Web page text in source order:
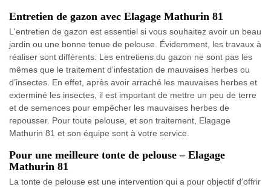
Entretien de gazon avec Elagage Mathurin 81
L'entretien de gazon est essentiel si vous souhaitez avoir un beau
jardin ou une bonne tenue de pelouse. Évidemment, les travaux à
réaliser sont différents. Les entretiens du gazon ne sont pas les
mêmes que le traitement d’infestation de mauvaises herbes ou
d’insectes. En effet, après avoir arraché les mauvaises herbes et
exterminé les insectes, il est important de mettre un peu de terre
et de semences pour empêcher les mauvaises herbes de
repousser. Pour toute pelouse, et son traitement, Elagage
Mathurin 81 et son équipe sont à votre service.
Pour une meilleure tonte de pelouse – Elagage
Mathurin 81
La tonte de pelouse est une intervention qui a pour objectif d’offrir